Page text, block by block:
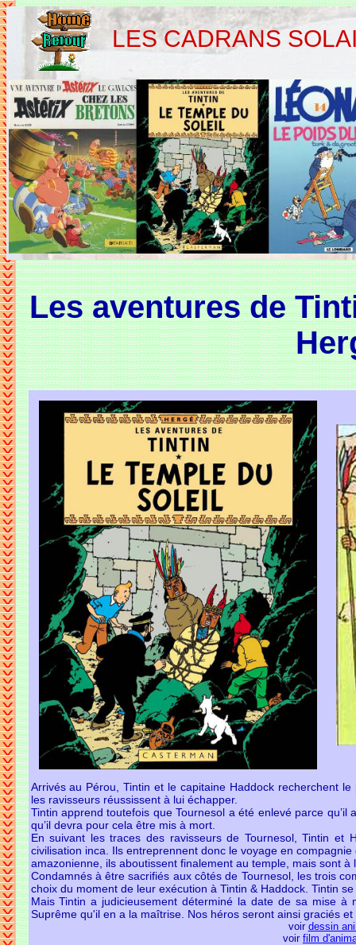
LES CADRANS
Les aventures de
Arrivés au Pérou, Tintin et le capitaine Haddock recherchent
les ravisseurs réussissent à lui échapper.
Tintin apprend toutefois que Tournesol a été enlevé parce
qu’il devra pour cela être mis à mort.
En suivant les traces des ravisseurs de Tournesol, Tintin et
civilisation inca. Ils entreprennent donc le voyage en
amazonienne, ils aboutissent finalement au temple, mais sont
Condamnés à être sacrifiés aux côtés de Tournesol, les trois
choix du moment de leur exécution à Tintin & Haddock. Tintin
Mais Tintin a judicieusement déterminé la date de sa mise
Suprême qu'il en a la maîtrise. Nos héros seront ainsi graciés
voir dessin
voir film